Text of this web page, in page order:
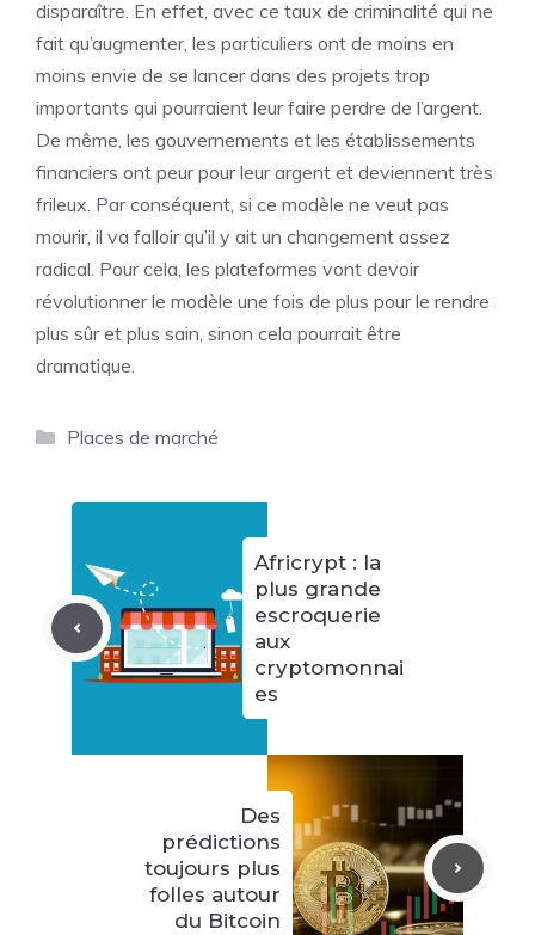
disparaître. En effet, avec ce taux de criminalité qui ne
fait qu’augmenter, les particuliers ont de moins en
moins envie de se lancer dans des projets trop
importants qui pourraient leur faire perdre de l’argent.
De même, les gouvernements et les établissements
financiers ont peur pour leur argent et deviennent très
frileux. Par conséquent, si ce modèle ne veut pas
mourir, il va falloir qu’il y ait un changement assez
radical. Pour cela, les plateformes vont devoir
révolutionner le modèle une fois de plus pour le rendre
plus sûr et plus sain, sinon cela pourrait être
dramatique.
Catégories
Places de marché
Africrypt : la
plus grande
escroquerie
aux
cryptomonnai
es
Des
prédictions
toujours plus
folles autour
du Bitcoin